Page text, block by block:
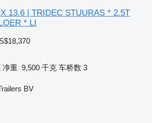
13.6 | TRIDEC STUURAS * 2.5T
* LI
净重 9,500 千克 车桥数 3
BV